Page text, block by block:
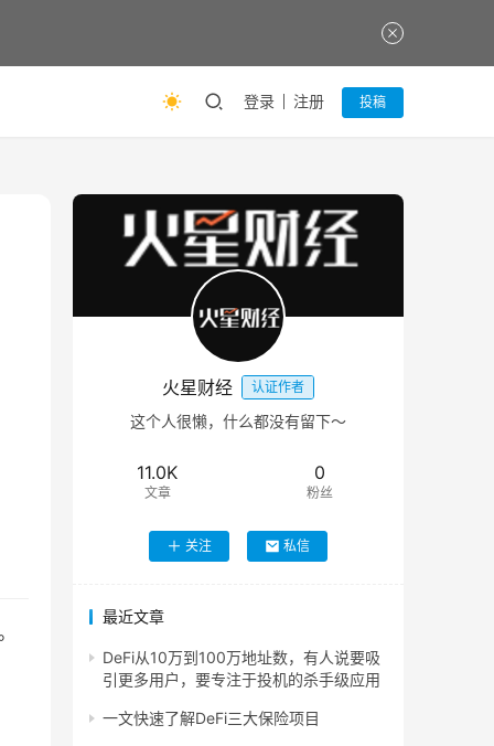
登录 注册 投稿
火星财经 认证作者
这个人很懒，什么都没有留下～
11.0K
文章
0
粉丝
关注 私信
最近文章
DeFi从10万到100万地址数，有人说要吸
引更多用户，要专注于投机的杀手级应用
一文快速了解DeFi三大保险项目